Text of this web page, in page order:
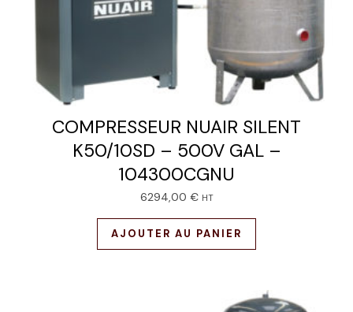
COMPRESSEUR NUAIR SILENT
K50/10SD – 500V GAL –
104300CGNU
6294,00 € HT
AJOUTER AU PANIER